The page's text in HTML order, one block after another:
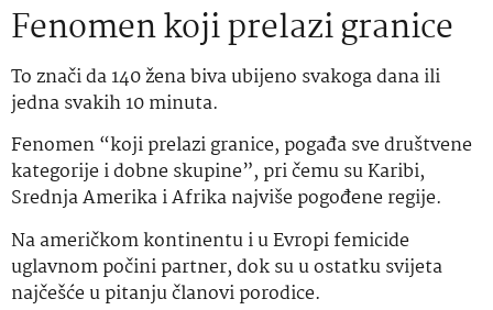
Fenomen koji prelazi granice
To znači da 140 žena biva ubijeno svakoga dana ili
jedna svakih 10 minuta.
Fenomen “koji prelazi granice, pogađa sve društvene
kategorije i dobne skupine”, pri čemu su Karibi,
Srednja Amerika i Afrika najviše pogođene regije.
Na američkom kontinentu i u Evropi femicide
uglavnom počini partner, dok su u ostatku svijeta
najčešće u pitanju članovi porodice.